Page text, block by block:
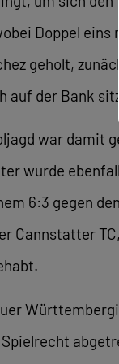
Doppel
geholt,
auf der Bank
war damit
wurde
6:3 gegen
Cannstatter